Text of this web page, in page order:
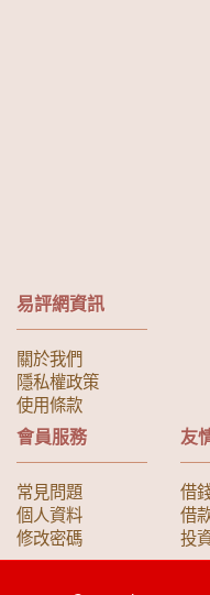
易評網資訊
關於我們
隱私權政策
使用條款
會員服務
常見問題
個人資料
修改密碼
友
借
借
投